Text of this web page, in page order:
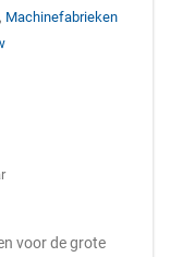
, Machinefabrieken
voor de grote